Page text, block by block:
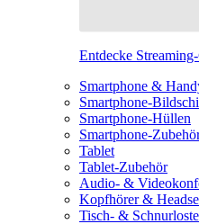
Entdecke
Smartphone &
Smartphone-
Smartphone-Hüllen
Smartphone-
Tablet
Tablet-Zubehör
Audio- &
Kopfhörer &
Tisch- &